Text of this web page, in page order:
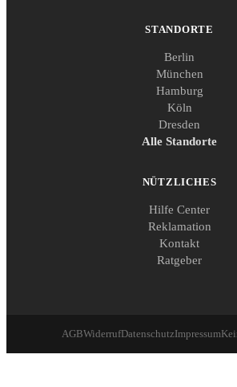
STANDORTE
Berlin
München
Hamburg
Köln
Dresden
Alle Standorte
NÜTZLICHES
Hilfe Center
Reklamation
Kontakt
Ratgeber
AGBWiderrufDatenschutzImpressum